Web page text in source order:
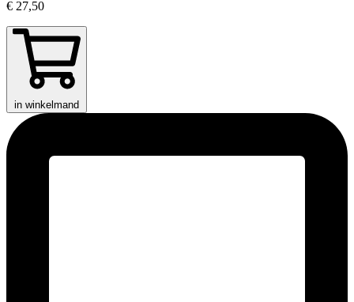
€ 27,50
in winkelmand